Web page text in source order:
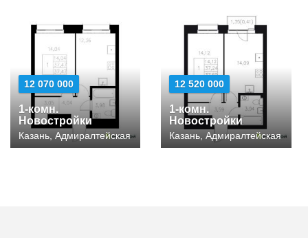
12 070 000
1-комн.
Новостройки
Казань, Адмиралтейская
12 520 000
1-комн.
Новостройки
Казань, Адмиралтейская